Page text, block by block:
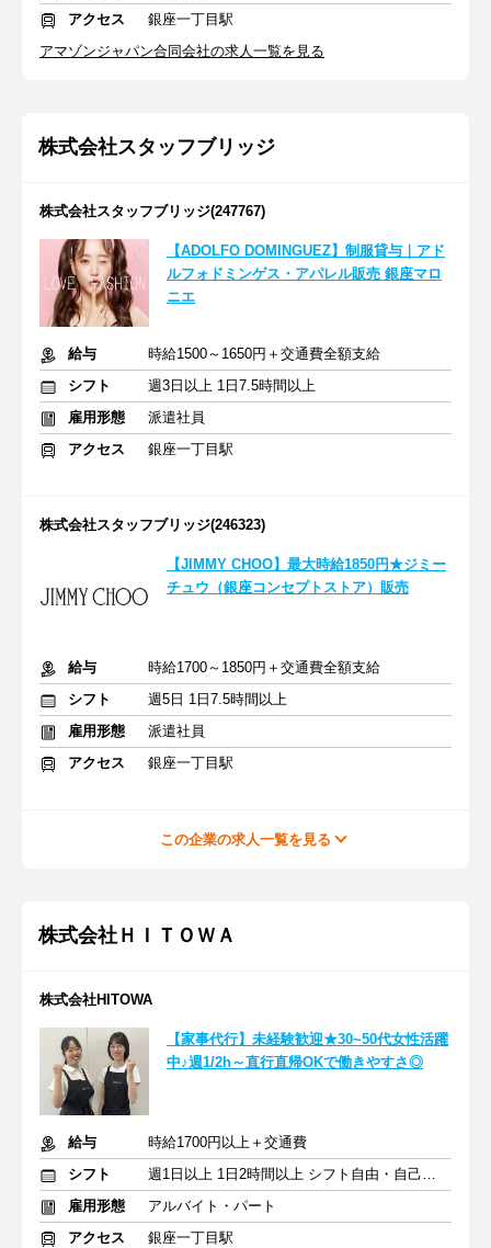
アクセス
銀座一丁目駅
アマゾンジャパン合同会社の求人一覧を見る
株式会社スタッフブリッジ
株式会社スタッフブリッジ(247767)
【ADOLFO DOMINGUEZ】制服貸与｜アド
ルフォドミンゲス・アパレル販売 銀座マロ
ニエ
給与
時給1500～1650円＋交通費全額支給
シフト
週3日以上 1日7.5時間以上
雇用形態
派遣社員
アクセス
銀座一丁目駅
株式会社スタッフブリッジ(246323)
【JIMMY CHOO】最大時給1850円★ジミー
チュウ（銀座コンセプトストア）販売
給与
時給1700～1850円＋交通費全額支給
シフト
週5日 1日7.5時間以上
雇用形態
派遣社員
アクセス
銀座一丁目駅
この企業の求人一覧を見る
株式会社ＨＩＴＯＷＡ
株式会社HITOWA
【家事代行】未経験歓迎★30~50代女性活躍
中♪週1/2h～直行直帰OKで働きやすさ◎
給与
時給1700円以上＋交通費
シフト
週1日以上 1日2時間以上 シフト自由・自己申告
雇用形態
アルバイト・パート
アクセス
銀座一丁目駅